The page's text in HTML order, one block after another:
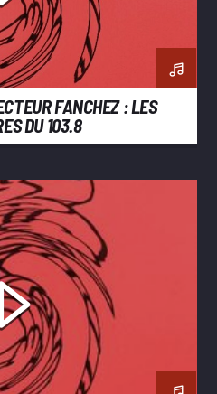
FANCHEZ : LES
DU 103.8